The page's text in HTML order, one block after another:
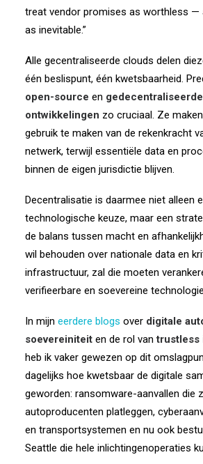
treat vendor promises as worthless —
as inevitable.”
Alle gecentraliseerde clouds delen
één beslispunt, één kwetsbaarheid.
open-source en
ontwikkelingen zo cruciaal. Ze
gebruik te maken van de rekenkracht
netwerk, terwijl essentiële data en
binnen de eigen jurisdictie blijven.
Decentralisatie is daarmee niet alleen
technologische keuze, maar een
de balans tussen macht en
wil behouden over nationale data en
infrastructuur, zal die moeten
verifieerbare en soevereine
In mijn eerdere blogs over digitale
soevereiniteit en de rol vantrustless
heb ik vaker gewezen op dit
dagelijks hoe kwetsbaar de digitale
geworden: ransomware-aanvallen die
autoproducenten platleggen,
en transportsystemen en nu ook
Seattle die hele inlichtingenoperaties